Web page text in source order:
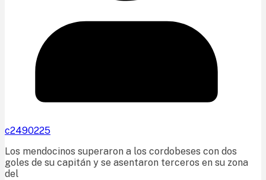
c2490225
Los mendocinos superaron a los cordobeses con dos
goles de su capitán y se asentaron terceros en su zona
del